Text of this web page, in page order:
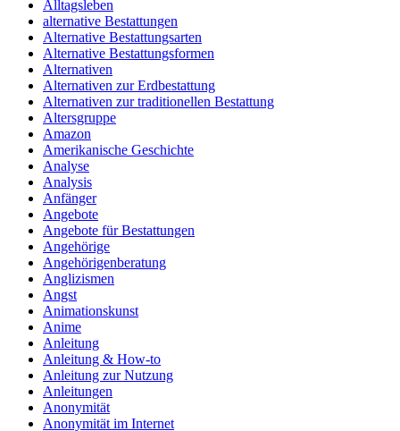
Alltagsleben
alternative Bestattungen
Alternative Bestattungsarten
Alternative Bestattungsformen
Alternativen
Alternativen zur Erdbestattung
Alternativen zur traditionellen Bestattung
Altersgruppe
Amazon
Amerikanische Geschichte
Analyse
Analysis
Anfänger
Angebote
Angebote für Bestattungen
Angehörige
Angehörigenberatung
Anglizismen
Angst
Animationskunst
Anime
Anleitung
Anleitung & How‑to
Anleitung zur Nutzung
Anleitungen
Anonymität
Anonymität im Internet